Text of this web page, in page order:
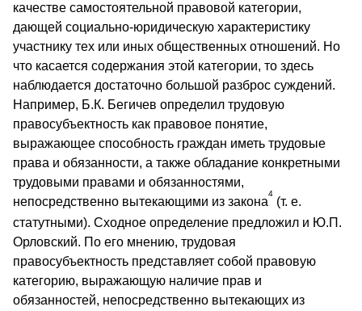
качестве самостоятельной правовой категории,
дающей социально-юридическую характеристику
участнику тех или иных общественных отношений. Но
что касается содержания этой категории, то здесь
наблюдается достаточно большой разброс суждений.
Например, Б.К. Бегичев определил трудовую
правосубъектность как правовое понятие,
выражающее способность граждан иметь трудовые
права и обязанности, а также обладание конкретными
трудовыми правами и обязанностями,
непосредственно вытекающими из закона
4
(т. е.
статутными). Сходное определение предложил и Ю.П.
Орловский. По его мнению, трудовая
правосубъектность представляет собой правовую
категорию, выражающую наличие прав и
обязанностей, непосредственно вытекающих из